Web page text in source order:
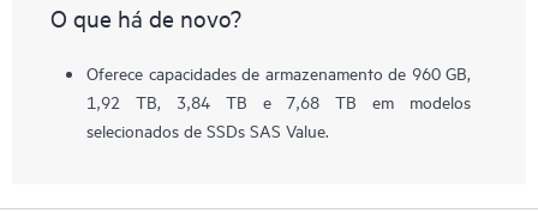
O que há de novo?
Oferece capacidades de armazenamento de 960 GB,
1,92 TB, 3,84 TB e 7,68 TB em modelos
selecionados de SSDs SAS Value.